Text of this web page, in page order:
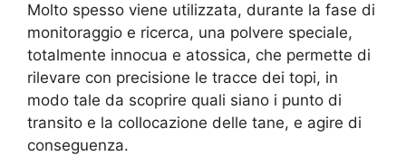
Molto spesso viene utilizzata, durante la fase di
monitoraggio e ricerca, una polvere speciale,
totalmente innocua e atossica, che permette di
rilevare con precisione le tracce dei topi, in
modo tale da scoprire quali siano i punto di
transito e la collocazione delle tane, e agire di
conseguenza.